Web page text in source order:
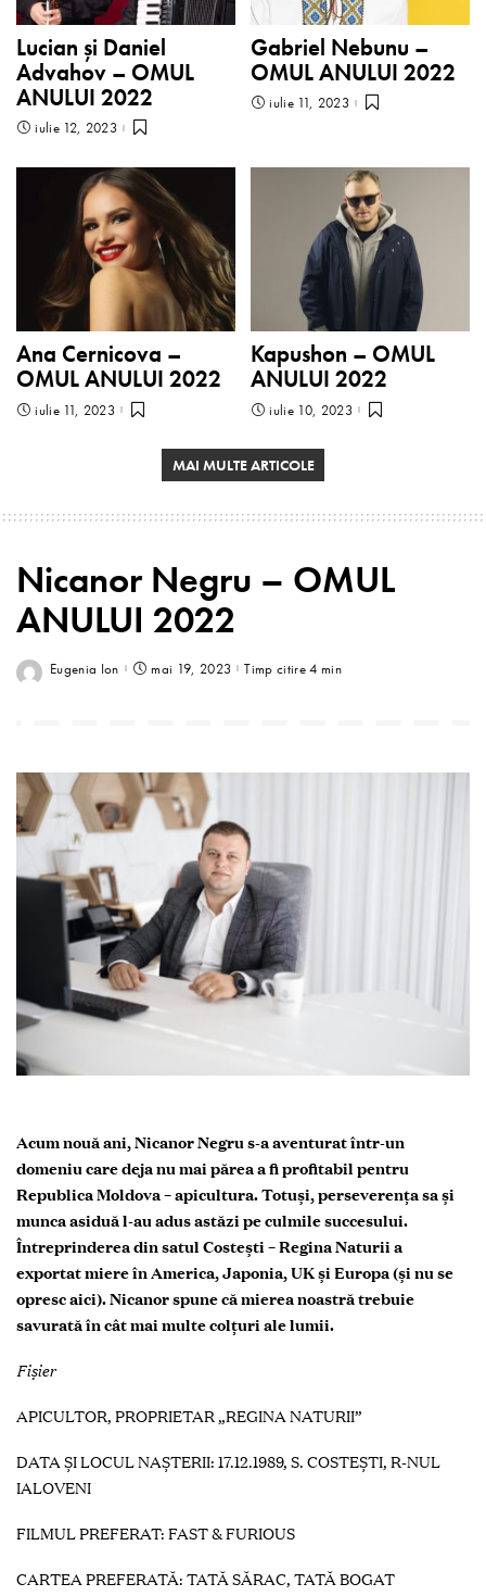
Lucian și Daniel
Advahov – OMUL
ANULUI 2022
iulie 12, 2023
Gabriel Nebunu –
OMUL ANULUI 2022
iulie 11, 2023
Ana Cernicova –
OMUL ANULUI 2022
iulie 11, 2023
Kapushon – OMUL
ANULUI 2022
iulie 10, 2023
MAI MULTE ARTICOLE
Nicanor Negru – OMUL
ANULUI 2022
Eugenia Ion mai 19, 2023 Timp citire 4 min
Acum nouă ani, Nicanor Negru s-a aventurat într-un
domeniu care deja nu mai părea a fi profitabil pentru
Republica Moldova – apicultura. Totuși, perseverența sa și
munca asiduă l-au adus astăzi pe culmile succesului.
Întreprinderea din satul Costești – Regina Naturii a
exportat miere în America, Japonia, UK și Europa (și nu se
opresc aici). Nicanor spune că mierea noastră trebuie
savurată în cât mai multe colțuri ale lumii.
Fişier
APICULTOR, PROPRIETAR „REGINA NATURII”
DATA ŞI LOCUL NAŞTERII: 17.12.1989, S. COSTEȘTI, R-NUL
IALOVENI
FILMUL PREFERAT: FAST & FURIOUS
CARTEA PREFERATĂ: TATĂ SĂRAC, TATĂ BOGAT